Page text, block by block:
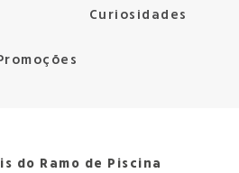
Curiosidades
do Ramo de Piscina